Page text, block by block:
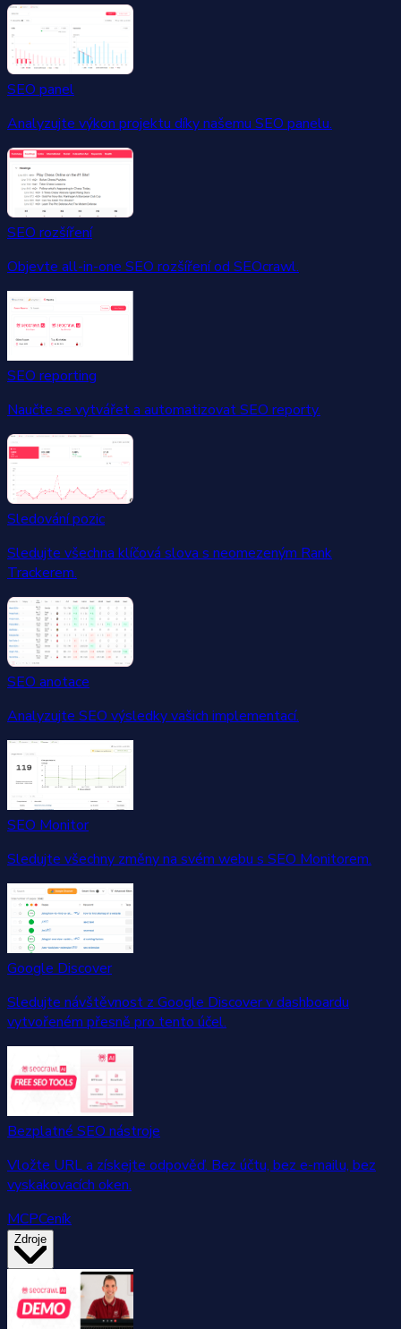
SEO panel
Analyzujte výkon projektu díky našemu SEO panelu.
SEO rozšíření
Objevte all-in-one SEO rozšíření od SEOcrawl.
SEO reporting
Naučte se vytvářet a automatizovat SEO reporty.
Sledování pozic
Sledujte všechna klíčová slova s neomezeným Rank
Trackerem.
SEO anotace
Analyzujte SEO výsledky vašich implementací.
SEO Monitor
Sledujte všechny změny na svém webu s SEO Monitorem.
Google Discover
Sledujte návštěvnost z Google Discover v dashboardu
vytvořeném přesně pro tento účel.
Bezplatné SEO nástroje
Vložte URL a získejte odpověď. Bez účtu, bez e-mailu, bez
vyskakovacích oken.
MCPCeník
Zdroje